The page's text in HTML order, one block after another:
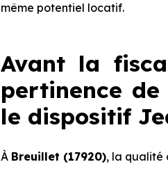
même potentiel locatif.
Avant la
pertinence
le dispositif
À Breuillet (17920), la qualité